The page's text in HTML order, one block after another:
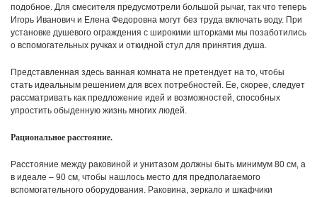
подобное. Для смесителя предусмотрели большой рычаг, так что теперь
Игорь Иванович и Елена Федоровна могут без труда включать воду. При
установке душевого ограждения с широкими шторками мы позаботились
о вспомогательных ручках и откидной стул для принятия душа.
Представленная здесь ванная комната не претендует на то, чтобы
стать идеальным решением для всех потребностей. Ее, скорее, следует
рассматривать как предложение идей и возможностей, способных
упростить обыденную жизнь многих людей.
Рациональное расстояние.
Расстояние между раковиной и унитазом должны быть минимум 80 см, а
в идеале – 90 см, чтобы нашлось место для предполагаемого
вспомогательного оборудования. Раковина, зеркало и шкафчики